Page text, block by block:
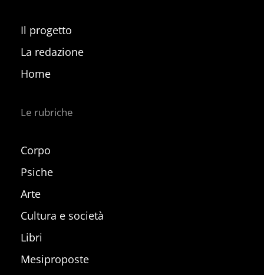
Il progetto
La redazione
Home
Le rubriche
Corpo
Psiche
Arte
Cultura e società
Libri
Mesiproposte